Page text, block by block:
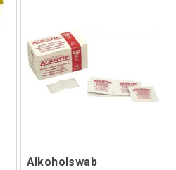
Alkoholswab